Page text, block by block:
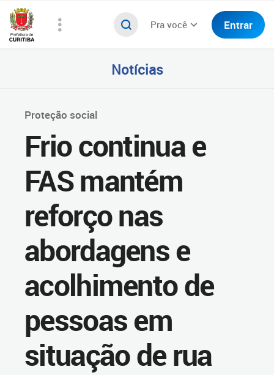
Pra você Entrar
Notícias
Proteção social
Frio continua e
FAS mantém
reforço nas
abordagens e
acolhimento de
pessoas em
situação de rua